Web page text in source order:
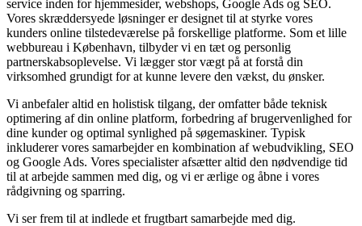
service inden for hjemmesider, webshops, Google Ads og SEO.
Vores skræddersyede løsninger er designet til at styrke vores
kunders online tilstedeværelse på forskellige platforme. Som et lille
webbureau i København, tilbyder vi en tæt og personlig
partnerskabsoplevelse. Vi lægger stor vægt på at forstå din
virksomhed grundigt for at kunne levere den vækst, du ønsker.
Vi anbefaler altid en holistisk tilgang, der omfatter både teknisk
optimering af din online platform, forbedring af brugervenlighed for
dine kunder og optimal synlighed på søgemaskiner. Typisk
inkluderer vores samarbejder en kombination af webudvikling, SEO
og Google Ads. Vores specialister afsætter altid den nødvendige tid
til at arbejde sammen med dig, og vi er ærlige og åbne i vores
rådgivning og sparring.
Vi ser frem til at indlede et frugtbart samarbejde med dig.